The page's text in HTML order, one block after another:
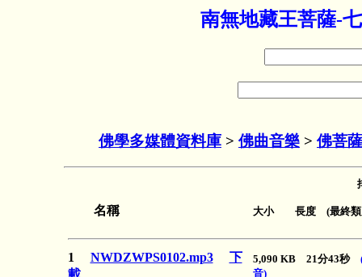
南無地藏王菩薩-
佛學多媒體資料庫 > 佛曲音樂 > 佛菩
名稱 大小 長度 (最終類
1 NWDZWPS0102.mp3
下
5,090 KB 21分43秒
音)